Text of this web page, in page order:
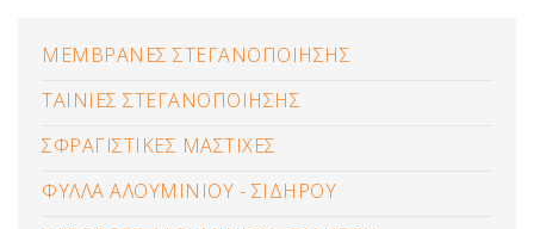
ΜΕΜΒΡΑΝΕΣ ΣΤΕΓΑΝΟΠΟΙΗΣΗΣ
ΤΑΙΝΙΕΣ ΣΤΕΓΑΝΟΠΟΙΗΣΗΣ
ΣΦΡΑΓΙΣΤΙΚΕΣ ΜΑΣΤΙΧΕΣ
ΦΥΛΛΑ ΑΛΟΥΜΙΝΙΟΥ - ΣΙΔΗΡΟΥ